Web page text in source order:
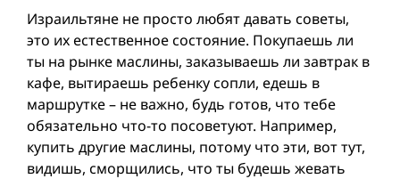
Израильтяне не просто любят давать советы,
это их естественное состояние. Покупаешь ли
ты на рынке маслины, заказываешь ли завтрак в
кафе, вытираешь ребенку сопли, едешь в
маршрутке – не важно, будь готов, что тебе
обязательно что-то посоветуют. Например,
купить другие маслины, потому что эти, вот тут,
видишь, сморщились, что ты будешь жевать